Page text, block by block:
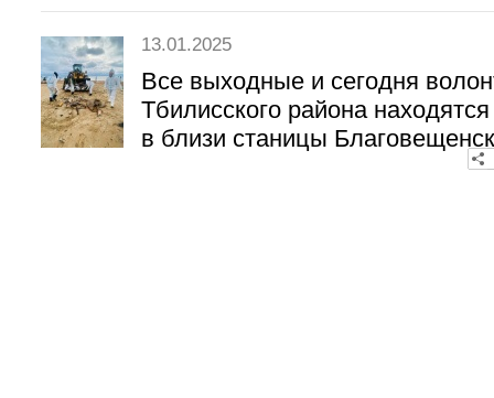
13.01.2025
Все выходные и сегодня
Тбилисского района
в близи станицы